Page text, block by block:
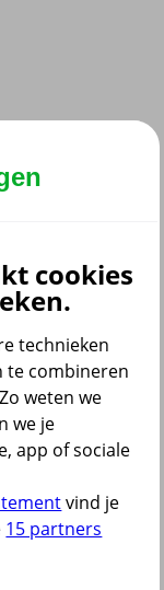
cookies
technieken
te combineren
weten we
we je
app of sociale
vind je
15 partners